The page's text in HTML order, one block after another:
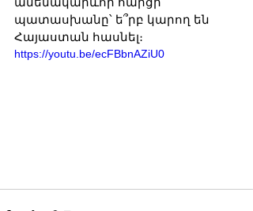
պատասխանը՝ ե՞րբ կարող են
Հայաստան հասնել։
https://youtu.be/ecFBbnAZiU0